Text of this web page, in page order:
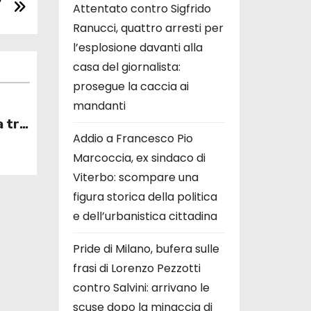
tra
Attentato contro Sigfrido
Ranucci, quattro arresti per
l’esplosione davanti alla
casa del giornalista:
prosegue la caccia ai
mandanti
Addio a Francesco Pio
Marcoccia, ex sindaco di
Viterbo: scompare una
figura storica della politica
e dell’urbanistica cittadina
Pride di Milano, bufera sulle
frasi di Lorenzo Pezzotti
contro Salvini: arrivano le
scuse dopo la minaccia di